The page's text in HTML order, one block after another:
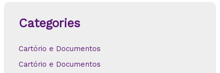
Categories
Cartório e Documentos
Cartório e Documentos